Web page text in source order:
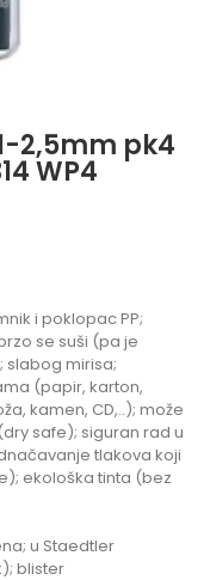
2,5mm pk4
WP4
i poklopac PP;
se suši (pa je
slabog mirisa;
(papir, karton,
kamen, CD,..); može
safe); siguran rad u
tlakova koji
ekološka tinta (bez
u Staedtler
blister